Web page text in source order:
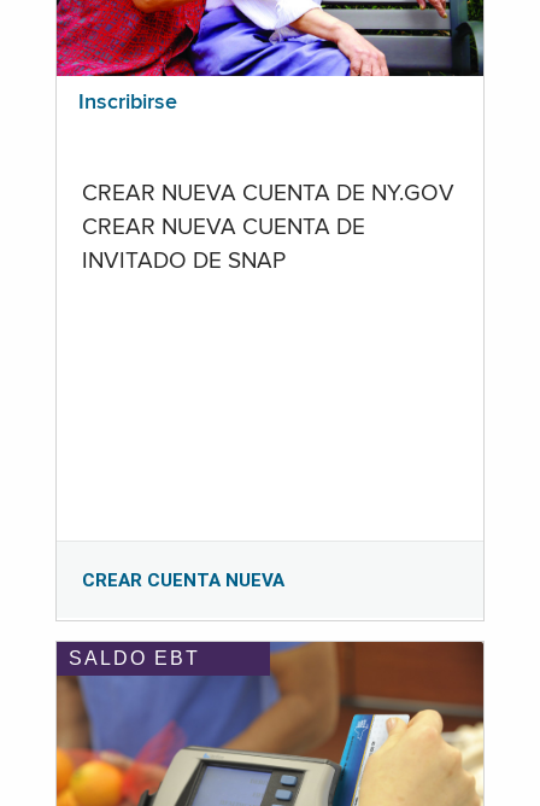
Inscribirse
CREAR NUEVA CUENTA DE NY.GOV
CREAR NUEVA CUENTA DE
INVITADO DE SNAP
CREAR CUENTA NUEVA
SALDO EBT